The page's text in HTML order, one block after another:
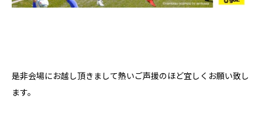
是非会場にお越し頂きまして熱いご声援のほど宜しくお願い致し
ます。